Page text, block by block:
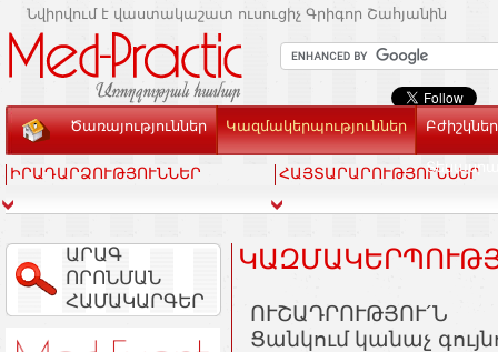
Նվիրվում է վաստակաշատ ուսուցիչ Գրիգոր Շահյանին
Ծառայություններ Կազմակերպություններ Բժիշկներ
ԻՐԱԴԱՐՁՈՒԹՅՈՒՆՆԵՐ ՀԱՅՏԱՐԱՐՈՒԹՅՈՒՆՆԵՐ
ԱՐԱԳ
ՈՐՈՆՄԱՆ
ՀԱՄԱԿԱՐԳԵՐ
ՈՒՇԱԴՐՈՒԹՅՈՒ´Ն
Ցանկում կանաչ